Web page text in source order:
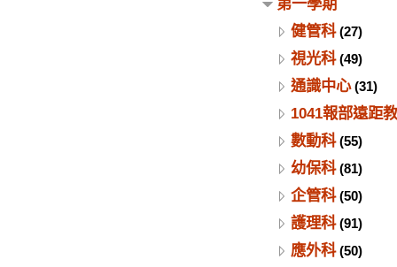
健管科(27)
視光科(49)
通識中心(31)
1041報部遠距
數動科(55)
幼保科(81)
企管科(50)
護理科(91)
應外科(50)